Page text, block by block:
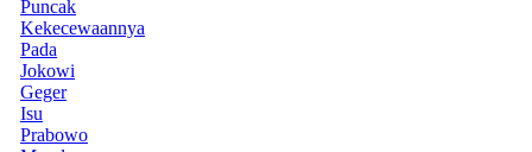
Puncak
Kekecewaannya
Pada
Jokowi
Geger
Isu
Prabowo